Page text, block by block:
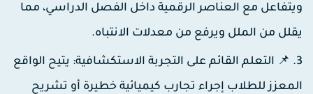
مع العناصر الرقمية داخل الفصل الدراسي، مما
من الملل ويرفع من معدلات الانتباه.
📌 التعلم القائم على التجربة الاستكشافية:يتيح الواقع
للطلاب إجراء تجارب كيميائية خطيرة أو تشريح